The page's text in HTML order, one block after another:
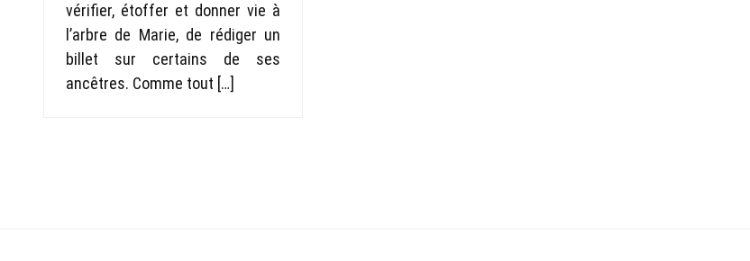
vérifier, étoffer et donner vie à
l’arbre de Marie, de rédiger un
billet sur certains de ses
ancêtres. Comme tout […]